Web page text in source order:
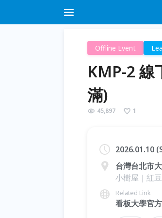
Offline Event
KMP-2 線
滿)
45,897 1
2026.01.10
台灣台北市
小樹屋｜紅
Related Link
看板大學官